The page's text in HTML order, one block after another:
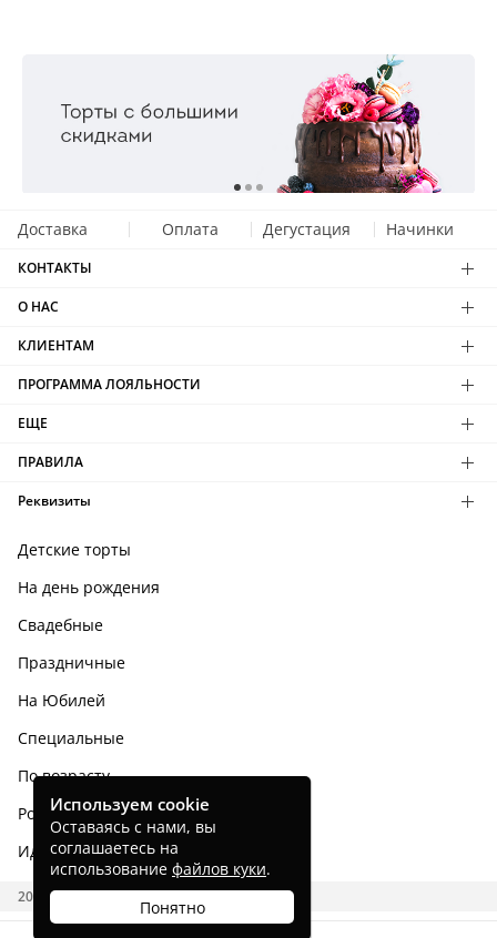
Доставка Оплата Дегустация Начинки
КОНТАКТЫ
О НАС
КЛИЕНТАМ
ПРОГРАММА ЛОЯЛЬНОСТИ
ЕЩЕ
ПРАВИЛА
Реквизиты
Детские торты
На день рождения
Свадебные
Праздничные
На Юбилей
Специальные
По возрасту
Родным и близким
Идеи тортов
2026 CAKES.RU
Используем cookie
Оставаясь с нами, вы
соглашаетесь на
использование файлов куки.
Понятно